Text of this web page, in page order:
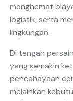
menghemat
logistik, serta
lingkungan.
Di tengah
yang semakin
pencahayaan
melainkan